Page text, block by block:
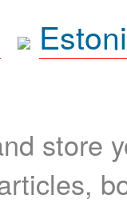
store